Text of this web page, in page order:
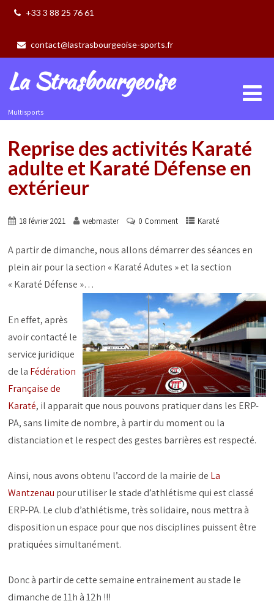
+33 3 88 25 76 61
contact@lastrasbourgeoise-sports.fr
La Strasbourgeoise
Multisports
Reprise des activités Karaté
adulte et Karaté Défense en
extérieur
18 février 2021 webmaster 0 Comment Karaté
A partir de dimanche, nous allons démarrer des séances en
plein air pour la section « Karaté Adutes » et la section
« Karaté Défense »…
En effet, après
avoir contacté le
service juridique
de la Fédération
Française de
Karaté, il apparait que nous pouvons pratiquer dans les ERP-
PA, sans limite de nombre, à partir du moment ou la
distanciation et le respect des gestes barrières est respecté.
Ainsi, nous avons obtenu l’accord de la mairie de La
Wantzenau pour utiliser le stade d’athlétisme qui est classé
ERP-PA. Le club d’athlétisme, très solidaire, nous mettra à
disposition un espace pour que nos disciplines puissent être
pratiquées simultanément.
Donc à partir de cette semaine entrainement au stade le
dimanche de 11h à 12h !!!